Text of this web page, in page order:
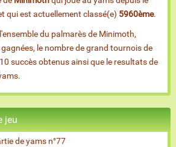
qui est actuellement classé(e) 5960ème.
du palmarès de Minimoth,
le nombre de grand tournois de
succès obtenus ainsi que le resultats de
jeu
de yams n°77